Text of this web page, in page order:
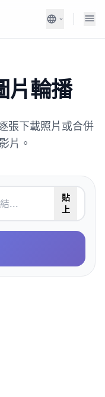
片輪播
張下載照片或合併
片。
貼
上